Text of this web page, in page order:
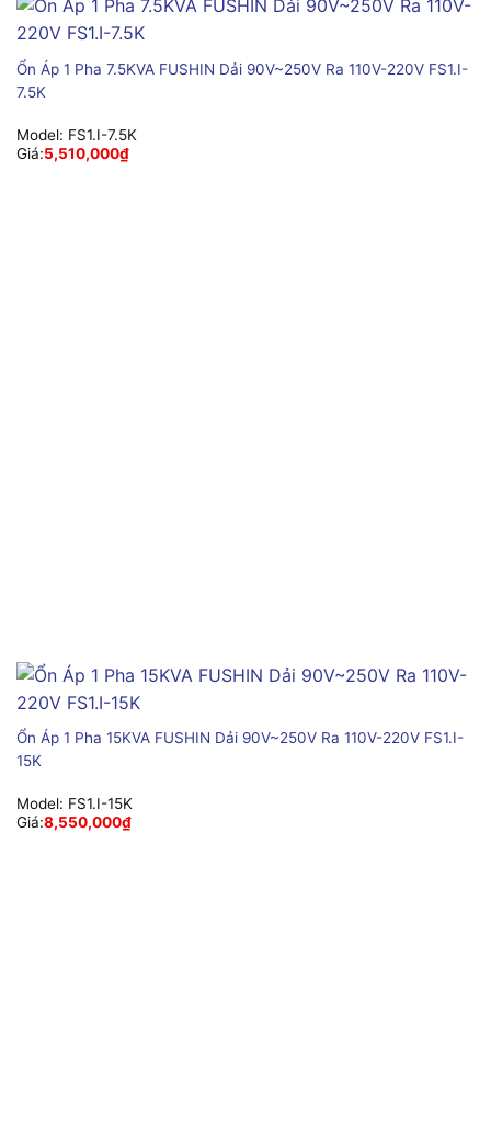
Ổn Áp 1 Pha 7.5KVA FUSHIN Dải 90V~250V Ra 110V-220V FS1.I-
7.5K
Model: FS1.I-7.5K
Giá:5,510,000₫
Ổn Áp 1 Pha 15KVA FUSHIN Dải 90V~250V Ra 110V-220V FS1.I-
15K
Model: FS1.I-15K
Giá:8,550,000₫